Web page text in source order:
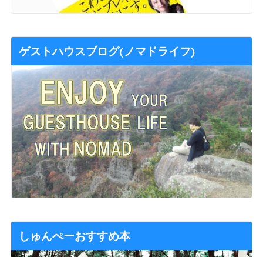
ゲストハウスブログ(ノマドライフ)
しゅんぺーおすすめ本